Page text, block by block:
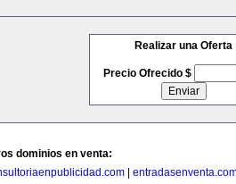
Realizar una Oferta
Precio Ofrecido $
dominios en venta: